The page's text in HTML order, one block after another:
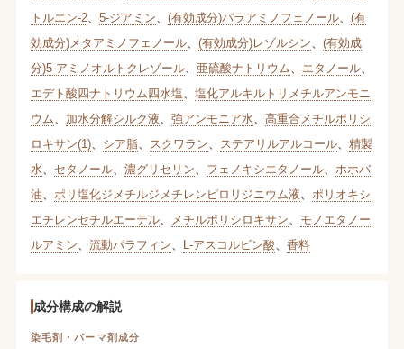
トルエン-2、 5-ジアミン (有効成分)パラアミノフェノール、 (有
効成分)メタアミノフェノール、 (有効成分)レゾルシン
(有効成
分)5-アミノオルトクレゾール、 亜硫酸ナトリウム エタノール、
エデト酸四ナトリウム四水塩
塩化アルキルトリメチルアンモニ
ウム
加水分解シルク液 強アンモニア水
高重合メチルポリシ
ロキサン(1)、 シア脂、 スクワラン ステアリルアルコール、 精製
水
セタノール、 濃グリセリン フェノキシエタノール、 ホホバ
油
ポリ塩化ジメチルジメチレンピロリジニウム液
ポリオキシ
エチレンセチルエーテル、 メチルポリシロキサン
モノエタノー
ルアミン
流動パラフィン L-アスコルビン酸 香料
成分構成の解説
染毛剤・パーマ剤成分